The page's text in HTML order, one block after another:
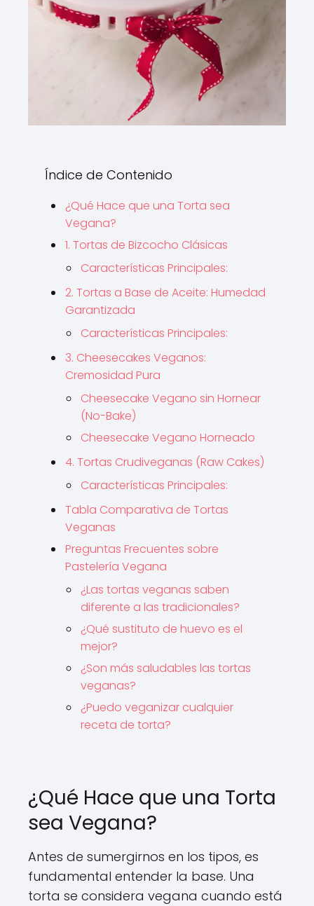
Índice de Contenido
¿Qué Hace que una Torta sea
Vegana?
1. Tortas de Bizcocho Clásicas
Características Principales:
2. Tortas a Base de Aceite: Humedad
Garantizada
Características Principales:
3. Cheesecakes Veganos:
Cremosidad Pura
Cheesecake Vegano sin Hornear
(No-Bake)
Cheesecake Vegano Horneado
4. Tortas Crudiveganas (Raw Cakes)
Características Principales:
Tabla Comparativa de Tortas
Veganas
Preguntas Frecuentes sobre
Pastelería Vegana
¿Las tortas veganas saben
diferente a las tradicionales?
¿Qué sustituto de huevo es el
mejor?
¿Son más saludables las tortas
veganas?
¿Puedo veganizar cualquier
receta de torta?
¿Qué Hace que una Torta
sea Vegana?
Antes de sumergirnos en los tipos, es
fundamental entender la base. Una
torta se considera vegana cuando está